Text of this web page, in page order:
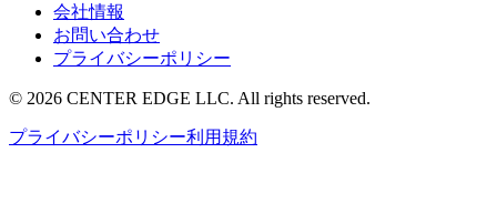
会社情報
お問い合わせ
プライバシーポリシー
© 2026 CENTER EDGE LLC. All rights reserved.
プライバシーポリシー利用規約